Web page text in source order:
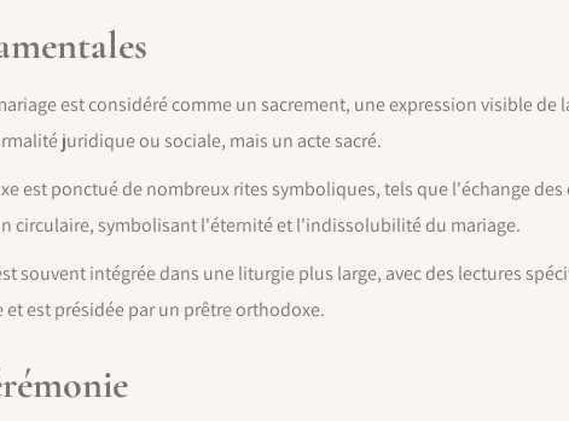
est considéré comme un sacrement, une expression visible de
juridique ou sociale, mais un acte sacré.
est ponctué de nombreux rites symboliques, tels que l'échange
circulaire, symbolisant l'éternité et l'indissolubilité du mariage.
souvent intégrée dans une liturgie plus large, avec des lectures
est présidée par un prêtre orthodoxe.